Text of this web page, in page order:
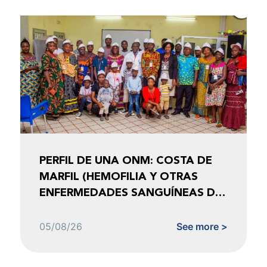
PERFIL DE UNA ONM: COSTA DE
MARFIL (HEMOFILIA Y OTRAS
ENFERMEDADES SANGUÍNEAS DE
05/08/26 See more >